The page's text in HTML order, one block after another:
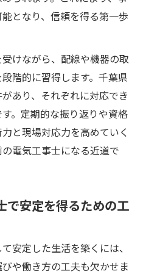
となり、信頼を得る第一歩
けながら、配線や機器の取
階的に習得します。千葉県
あり、それぞれに対応でき
。定期的な振り返りや資格
と現場対応力を高めていく
電気工事士になる近道で
で安定を得るための工
安定した生活を築くには、
や働き方の工夫も欠かせま